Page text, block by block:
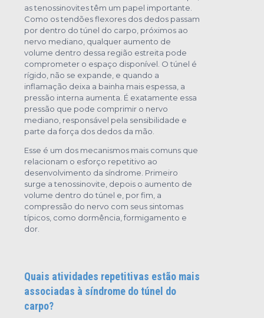
as tenossinovites têm um papel importante.
Como os tendões flexores dos dedos passam
por dentro do túnel do carpo, próximos ao
nervo mediano, qualquer aumento de
volume dentro dessa região estreita pode
comprometer o espaço disponível. O túnel é
rígido, não se expande, e quando a
inflamação deixa a bainha mais espessa, a
pressão interna aumenta. É exatamente essa
pressão que pode comprimir o nervo
mediano, responsável pela sensibilidade e
parte da força dos dedos da mão.
Esse é um dos mecanismos mais comuns que
relacionam o esforço repetitivo ao
desenvolvimento da síndrome. Primeiro
surge a tenossinovite, depois o aumento de
volume dentro do túnel e, por fim, a
compressão do nervo com seus sintomas
típicos, como dormência, formigamento e
dor.
Quais atividades repetitivas estão mais
associadas à síndrome do túnel do
carpo?